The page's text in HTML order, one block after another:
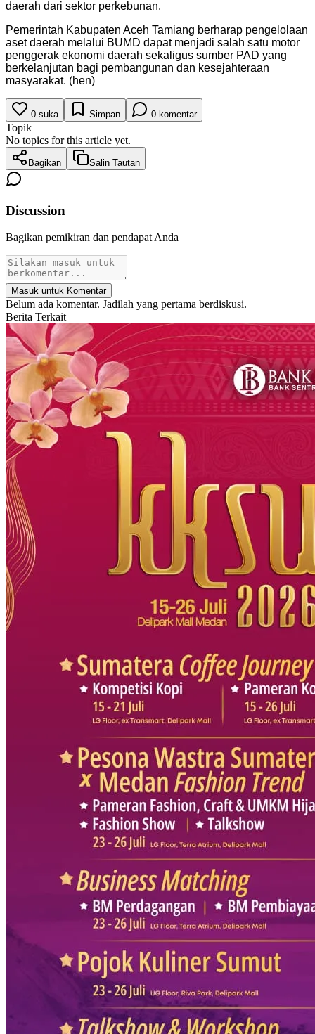
daerah dari sektor perkebunan.
Pemerintah Kabupaten Aceh Tamiang berharap pengelolaan
aset daerah melalui BUMD dapat menjadi salah satu motor
penggerak ekonomi daerah sekaligus sumber PAD yang
berkelanjutan bagi pembangunan dan kesejahteraan
masyarakat. (hen)
0 suka Simpan 0 komentar
Topik
No topics for this article yet.
Bagikan Salin Tautan
Discussion
Bagikan pemikiran dan pendapat Anda
Masuk untuk Komentar
Belum ada komentar. Jadilah yang pertama berdiskusi.
Berita Terkait